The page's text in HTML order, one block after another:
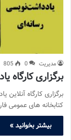
مدیریت 0
805
برگزاری کارگاه
برگزاری کارگاه
کتابخانه های عمومی
بیشتر بخوانید »